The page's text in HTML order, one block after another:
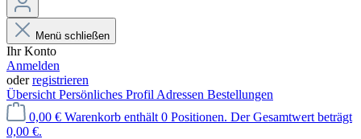
Menü schließen
Ihr Konto
Anmelden
oderregistrieren
Übersicht Persönliches Profil Adressen Bestellungen
0,00 € Warenkorb enthält 0 Positionen. Der Gesamtwert beträgt
0,00 €.